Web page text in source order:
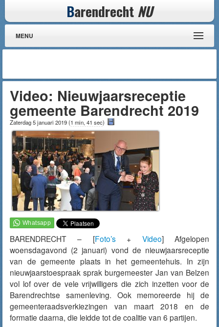
Barendrecht NU
MENU
Video: Nieuwjaarsreceptie
gemeente Barendrecht 2019
Zaterdag 5 januari 2019(1 min, 41 sec)
BARENDRECHT – [Foto’s+ Video] Afgelopen
woensdagavond (2 januari) vond de nieuwjaarsreceptie
van de gemeente plaats in het gemeentehuis. In zijn
nieuwjaarstoespraak sprak burgemeester Jan van Belzen
vol lof over de vele vrijwilligers die zich inzetten voor de
Barendrechtse samenleving. Ook memoreerde hij de
gemeenteraadsverkiezingen van maart 2018 en de
formatie daarna, die leidde tot de coalitie van 6 partijen.